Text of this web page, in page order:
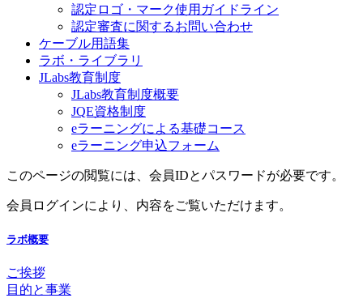
認定ロゴ・マーク使用ガイドライン
認定審査に関するお問い合わせ
ケーブル用語集
ラボ・ライブラリ
JLabs教育制度
JLabs教育制度概要
JQE資格制度
eラーニングによる基礎コース
eラーニング申込フォーム
このページの閲覧には、会員IDとパスワードが必要です。
会員ログインにより、内容をご覧いただけます。
ラボ概要
ご挨拶
目的と事業